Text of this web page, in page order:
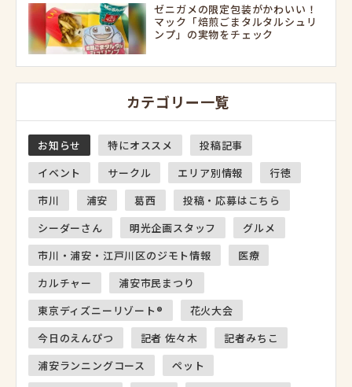
ゼニガメの限定包装がかわいい！
マック「焙煎ごまタルタルシュリ
ンプ」の実物をチェック
カテゴリー一覧
お知らせ 特にオススメ
投稿記事
イベント
サークル エリア別情報
行徳
市川
浦安 葛西
投稿・応募はこちら
シーダーさん
明光企画スタッフ
グルメ
市川・浦安・江戸川区のジモト情報
医療
カルチャー
浦安市民まつり
東京ディズニーリゾート®
花火大会
今日のえんぴつ
記者 佐々木
記者みちこ
浦安ランニングコース
ペット